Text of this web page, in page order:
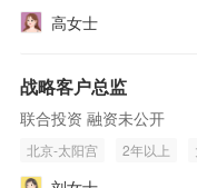
高女士
战略客户总监
联合投资 融资未公开
北京-太阳宫 2年以上